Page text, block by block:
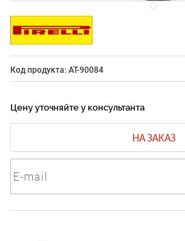
Код продукта: AT-90084
Цену уточняйте у консультанта
НА ЗАКАЗ